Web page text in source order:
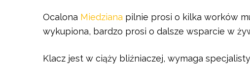
Ocalona Miedziana pilnie prosi o kilka worków
wykupiona, bardzo prosi o dalsze wsparcie w
Klacz jest w ciąży bliźniaczej, wymaga